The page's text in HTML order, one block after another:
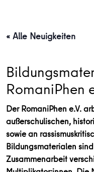
« Alle Neuigkeiten
RomaniPhen
Der RomaniPhen e.V.
außerschulischen,
sowie an
Bildungsmaterialen
Zusammenarbeit